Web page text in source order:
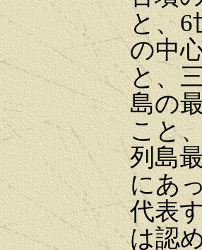
と、6
の中
と、
島の
こと
列島
にあ
代表
は認